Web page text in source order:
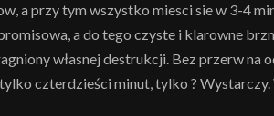
a przy tym wszystko miesci sie w 3-4
a do tego czyste i klarowne
własnej destrukcji. Bez przerw na
czterdzieści minut, tylko ?